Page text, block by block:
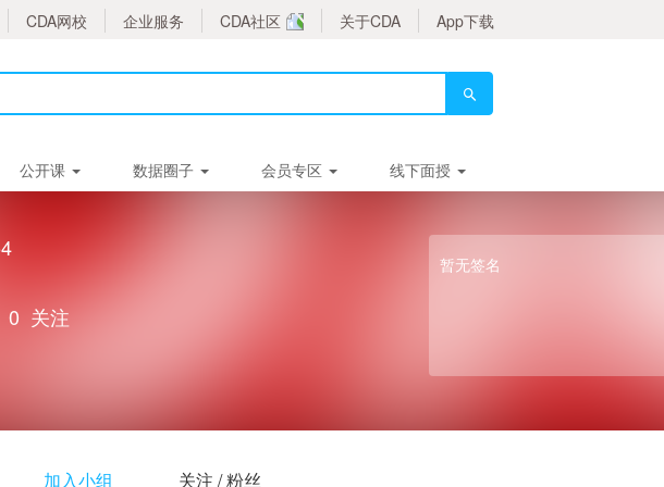
CDA网校 企业服务 CDA社区 关于CDA App下载
公开课 数据圈子 会员专区 线下面授
0 关注
暂无签名
加入小组 关注 / 粉丝